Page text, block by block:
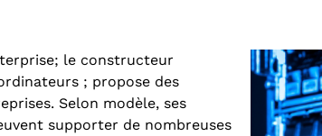
le constructeur
; propose des
Selon modèle, ses
supporter de nombreuses